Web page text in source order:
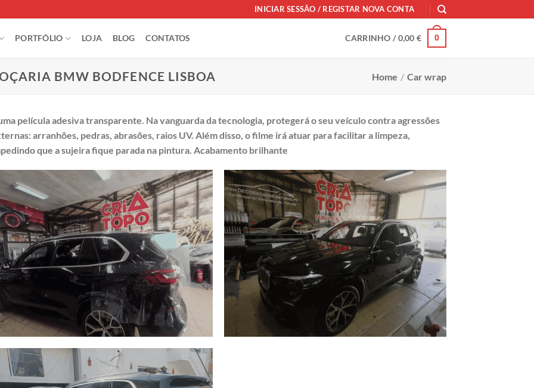
INICIAR SESSÃO / REGISTAR NOVA CONTA
PORTFÓLIO LOJA BLOG CONTATOS CARRINHO /0,00€ 0
BMW BODFENCE LISBOA Home / Car wrap
película adesiva transparente. Na vanguarda da tecnologia, protegerá o seu veículo contra agressões
arranhões, pedras, abrasões, raios UV. Além disso, o filme irá atuar para facilitar a limpeza,
que a sujeira fique parada na pintura. Acabamento brilhante